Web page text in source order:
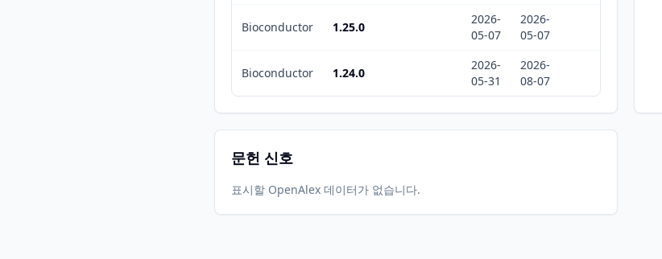
Bioconductor 1.25.0
2026-
05-07
2026-
05-07
Bioconductor 1.24.0
2026-
05-31
2026-
08-07
문헌 신호
표시할 OpenAlex 데이터가 없습니다.